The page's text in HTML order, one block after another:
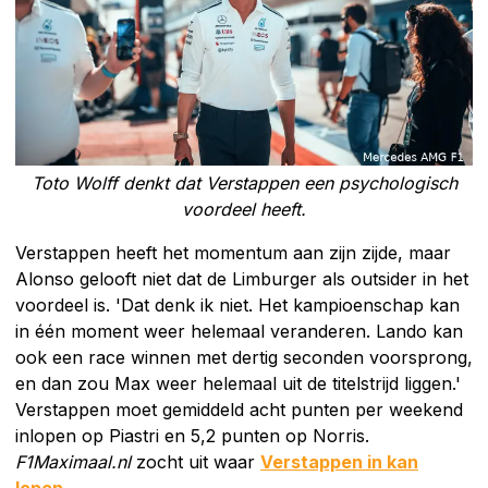
Toto Wolff denkt dat Verstappen een psychologisch
voordeel heeft.
Verstappen heeft het momentum aan zijn zijde, maar
Alonso gelooft niet dat de Limburger als outsider in het
voordeel is. 'Dat denk ik niet. Het kampioenschap kan
in één moment weer helemaal veranderen. Lando kan
ook een race winnen met dertig seconden voorsprong,
en dan zou Max weer helemaal uit de titelstrijd liggen.'
Verstappen moet gemiddeld acht punten per weekend
inlopen op Piastri en 5,2 punten op Norris.
F1Maximaal.nl zocht uit waar Verstappen in kan